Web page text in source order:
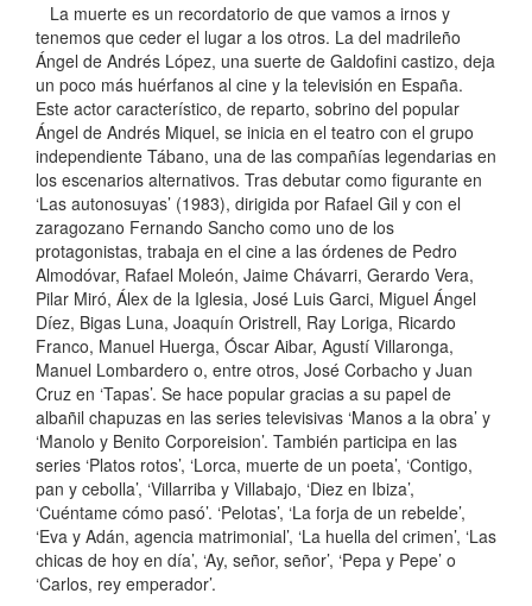
La muerte es un recordatorio de que vamos a irnos y
tenemos que ceder el lugar a los otros. La del madrileño
Ángel de Andrés López, una suerte de Galdofini castizo, deja
un poco más huérfanos al cine y la televisión en España.
Este actor característico, de reparto, sobrino del popular
Ángel de Andrés Miquel, se inicia en el teatro con el grupo
independiente Tábano, una de las compañías legendarias en
los escenarios alternativos. Tras debutar como figurante en
‘Las autonosuyas’ (1983), dirigida por Rafael Gil y con el
zaragozano Fernando Sancho como uno de los
protagonistas, trabaja en el cine a las órdenes de Pedro
Almodóvar, Rafael Moleón, Jaime Chávarri, Gerardo Vera,
Pilar Miró, Álex de la Iglesia, José Luis Garci, Miguel Ángel
Díez, Bigas Luna, Joaquín Oristrell, Ray Loriga, Ricardo
Franco, Manuel Huerga, Óscar Aibar, Agustí Villaronga,
Manuel Lombardero o, entre otros, José Corbacho y Juan
Cruz en ‘Tapas’. Se hace popular gracias a su papel de
albañil chapuzas en las series televisivas ‘Manos a la obra’ y
‘Manolo y Benito Corporeision’. También participa en las
series ‘Platos rotos’, ‘Lorca, muerte de un poeta’, ‘Contigo,
pan y cebolla’, ‘Villarriba y Villabajo, ‘Diez en Ibiza’,
‘Cuéntame cómo pasó’. ‘Pelotas’, ‘La forja de un rebelde’,
‘Eva y Adán, agencia matrimonial’, ‘La huella del crimen’, ‘Las
chicas de hoy en día’, ‘Ay, señor, señor’, ‘Pepa y Pepe’ o
‘Carlos, rey emperador’.